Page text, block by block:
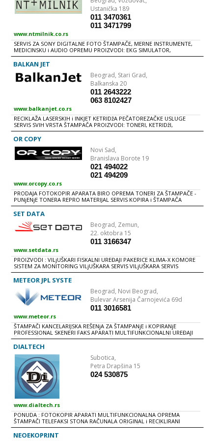
ROLLAND, XAAR injekt štampače i plotere. - Neverovatna ponuda,
veliki lager, niske cene, odnos cena / kvalitet je neprevaziđen
REZERVNI DELOVI ZA SVE VRSTE ŠTAMPAČA Kompletna ponuda
rezervnih delova za laserske štampače: - HP - EPSON - LEXMARK -
SAMSUNG - XEROX - Folije, silikonski valjci, povlakači papira, separatori,
zupčanici i još mnogo toga.... Kompletna ponuda rezervnih delova za
EPSON matrične štampače: - Glave - Ribon maske - Kablovi glave -
Ručke - Motori - Tasteri Kompletna ponuda za HP plotere: - Betlovi -
Encoder stripovi
Ustanička 189
011 3470361
011 3471799
www.ntmilnik.co.rs
SERVIS ZA SONY DIGITALNE FOTO ŠTAMPAČE, MERNE INSTRUMENTE,
MEDICINSKU i AUDIO OPREMU PROIZVODI: EKG SIMULATOR,
KONTROLA KAPIJE, DISPLEJ ZA KURSNE LISTE, ELEKTRONSKI SUDIJA ZA
DIZANjE TEGOVA
BALKAN JET
Beograd, Stari Grad,
Balkanska 20
011 2643222
063 8102427
www.balkanjet.co.rs
RECIKLAŽA LASERSKIH i INKJET KETRIDžA PEČATOREZAČKE USLUGE
SERVIS SVIH VRSTA ŠTAMPAČA PROIZVODI: TONERI, KETRIDžI,
REKLAMNI MATERIJAL
OR COPY
Novi Sad,
Branislava Borote 19
021 494022
021 494209
www.orcopy.co.rs
PRODAJA FOTOKOPIR APARATA BIRO OPREMA TONERI ZA ŠTAMPAČE -
PUNjENjE TONERA REPRO MATERIJAL SERVIS KOPIRA i ŠTAMPAČA
NAJAM KOPIRA
SET DATA
Beograd, Zemun,
22. oktobra 15
011 3166347
www.setdata.rs
PROIZVODI : VILjUŠKARI FISKALNI UREĐAJI PAKERICE KLIMA-X KOMORE
SISTEM ZA MONITORING VILjUŠKARA SERVIS VILjUŠKARA SERVIS
INDUSTRIJSKE ELEKTRONIKE SERVIS FISKALNIH UREĐAJA SERVIS NOTE
BOOK, LAP TOP, PALM TOP, DESK TOP RAČUNARA i MONITORA SERVIS
ŠTAMPAČA i DOPUNA TONERA
METEOR JPL SYSTE
Beograd, Novi Beograd,
Bulevar Arsenija Čarnojevića 69d
011 3016581
www.meteor.rs
ŠTAMPAČI KANCELARIJSKA REŠENjA ZA ŠTAMPANjE i KOPIRANjE
PROFESSIONAL SKENERI FAKS APARATI MULTIFUNKCIONALNI UREĐAJI
ŠTAMPAČI VELIKIH FORMATA POTROŠNI MATERIJAL SERVIS ŠTAMPAČA
SERVIS FOTOKOPIR APARATA
DIALTECH
Subotica,
Petra Drapšina 15
024 530875
www.dialtech.rs
PONUDA : FOTOKOPIR APARATI MULTIFUNKCIONALNA OPREMA
ŠTAMPAČI TELEFAKSI STONA RAČUNALA ORIGINAL i RECIKLIRANI
KETRIDžI TONER KASETE i TRAKE ZA MATRIČNE ŠTAMPAČE FOTOKOPIR
PAPIR USLUGE : ODRŽAVANjE i POPRAVKE FOTOKOPIR APARATA,
NEOEKOPRINT